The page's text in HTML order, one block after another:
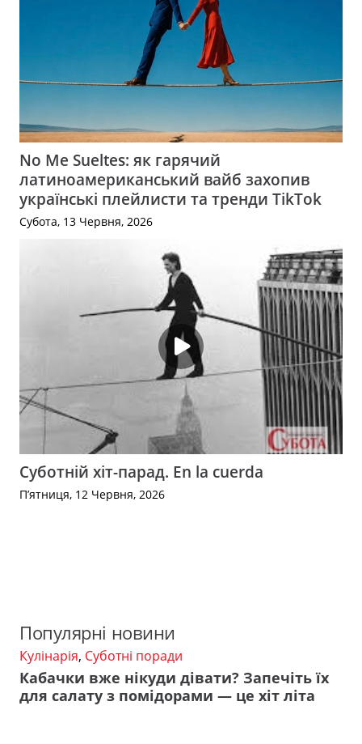
No Me Sueltes: як гарячий
латиноамериканський вайб захопив
українські плейлисти та тренди TikTok
Субота, 13 Червня, 2026
Суботній хіт-парад. En la cuerda
П’ятниця, 12 Червня, 2026
Популярні новини
Кулінарія, Суботні поради
Кабачки вже нікуди дівати? Запечіть їх
для салату з помідорами — це хіт літа